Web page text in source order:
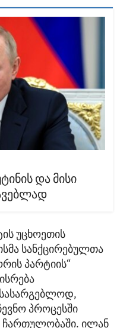
და მისი
უცხოეთის
სანქცირებულთა
პარტიის“
სასარგებლოდ,
პროცესში
ჩართულობაში. ილან